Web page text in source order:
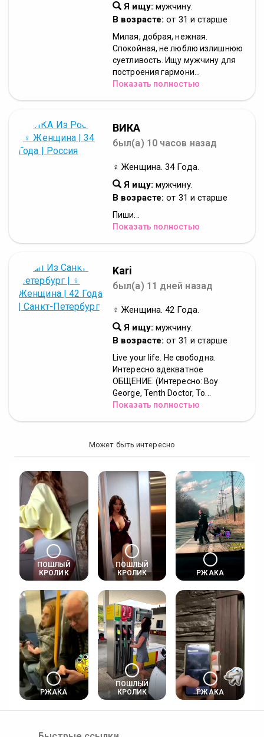
Я ищу: мужчину.
В возрасте: от 31 и старше
Милая, добрая, нежная.
Спокойная, не люблю излишнюю
суетливость. Ищу мужчину для
построения гармони...
Показать полностью
ВИКА
был(а) 10 часов назад
♀ Женщина. 34 Года.
Я ищу: мужчину.
В возрасте: от 31 и старше
Пиши...
Показать полностью
Kari
был(а) 11 дней назад
♀ Женщина. 42 Года.
Я ищу: мужчину.
В возрасте: от 31 и старше
Live your life. Не свободна.
Интересно адекватное
ОБЩЕНИЕ. (Интересно: Boy
George, Tenth Doctor, To...
Показать полностью
Может быть интересно
ПОШЛЫЙ
КРОЛИК
ПОШЛЫЙ
КРОЛИК
РЖАКА
РЖАКА
ПОШЛЫЙ
КРОЛИК
РЖАКА